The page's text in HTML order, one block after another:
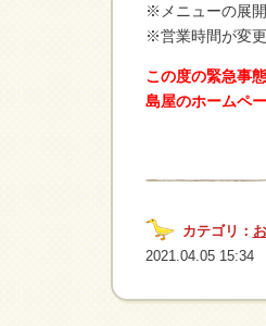
※メニューの展
※営業時間が変
この度の緊急事
島屋のホームペ
カテゴリ：
2021.04.05 15:34